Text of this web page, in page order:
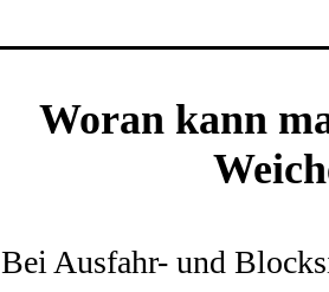
Woran kann
Bei Ausfahr- und